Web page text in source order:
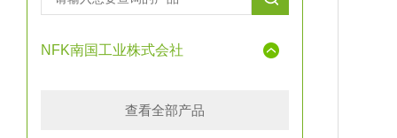
NFK南国工业株式会社
查看全部产品